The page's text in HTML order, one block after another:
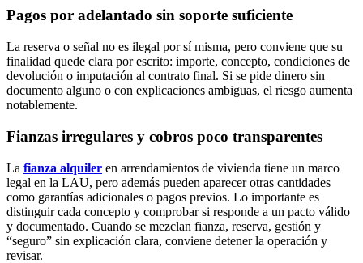
Pagos por adelantado sin soporte suficiente
La reserva o señal no es ilegal por sí misma, pero conviene que su
finalidad quede clara por escrito: importe, concepto, condiciones de
devolución o imputación al contrato final. Si se pide dinero sin
documento alguno o con explicaciones ambiguas, el riesgo aumenta
notablemente.
Fianzas irregulares y cobros poco transparentes
La fianza alquiler en arrendamientos de vivienda tiene un marco
legal en la LAU, pero además pueden aparecer otras cantidades
como garantías adicionales o pagos previos. Lo importante es
distinguir cada concepto y comprobar si responde a un pacto válido
y documentado. Cuando se mezclan fianza, reserva, gestión y
“seguro” sin explicación clara, conviene detener la operación y
revisar.